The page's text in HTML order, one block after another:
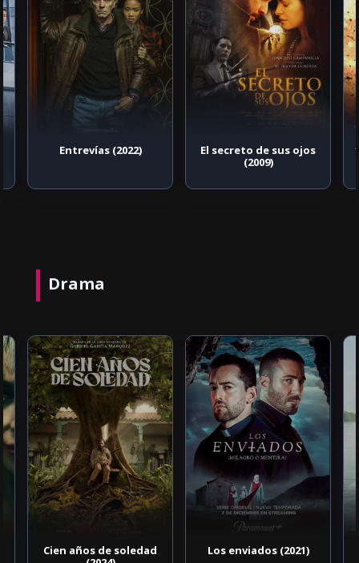
Entrevías (2022)
El secreto de sus ojos
(2009)
Drama
Cien años de soledad
Los enviados (2021)